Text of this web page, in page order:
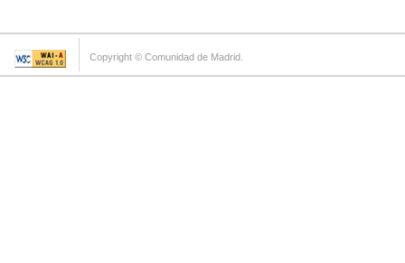
Copyright © Comunidad de Madrid.